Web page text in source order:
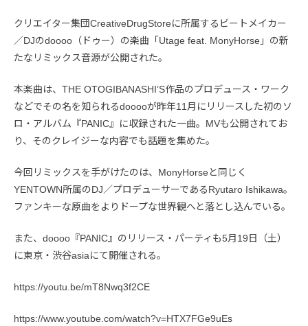
クリエイター集団CreativeDrugStoreに所属するビートメイカー
／DJのdoooo（ドゥー）の楽曲「Utage feat. MonyHorse」の新
たなリミックス音源が公開された。
本楽曲は、THE OTOGIBANASHI’S作品のプロデュース・ワーク
などでその名を知られるdooooが昨年11月にリリースした初のソ
ロ・アルバム『PANIC』に収録された一曲。MVも公開されてお
り、そのクレイジーな内容でも話題を集めた。
今回リミックスを手がけたのは、MonyHorseと同じく
YENTOWN所属のDJ／プロデューサーであるRyutaro Ishikawa。
ファンキーな原曲をよりドープな世界観へと落とし込んでいる。
また、doooo『PANIC』のリリース・パーティも5月19日（土）
に東京・渋谷asiaにて開催される。
https://youtu.be/mT8Nwq3f2CE
https://www.youtube.com/watch?v=HTX7FGe9uEs